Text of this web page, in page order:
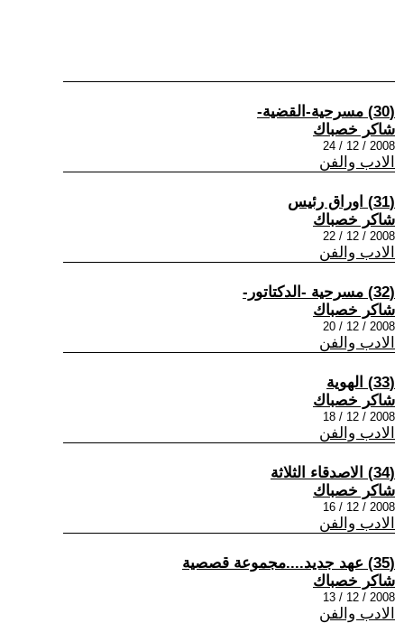
(30) مسرحية-القضية-
شاكر خصباك
2008 / 12 / 24
الادب والفن
(31) اوراق رئيس
شاكر خصباك
2008 / 12 / 22
الادب والفن
(32) مسرحية -الدكتاتور-
شاكر خصباك
2008 / 12 / 20
الادب والفن
(33) الهوية
شاكر خصباك
2008 / 12 / 18
الادب والفن
(34) الاصدقاء الثلاثة
شاكر خصباك
2008 / 12 / 16
الادب والفن
(35) عهد جديد....مجموعة قصصية
شاكر خصباك
2008 / 12 / 13
الادب والفن